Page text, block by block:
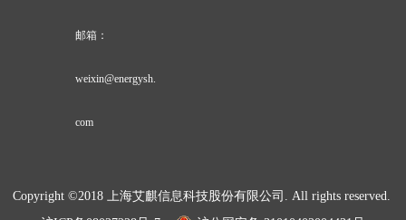
邮箱：
weixin@energysh.
com
Copyright ©2018 上海艾麒信息科技股份有限公司. All rights reserved.